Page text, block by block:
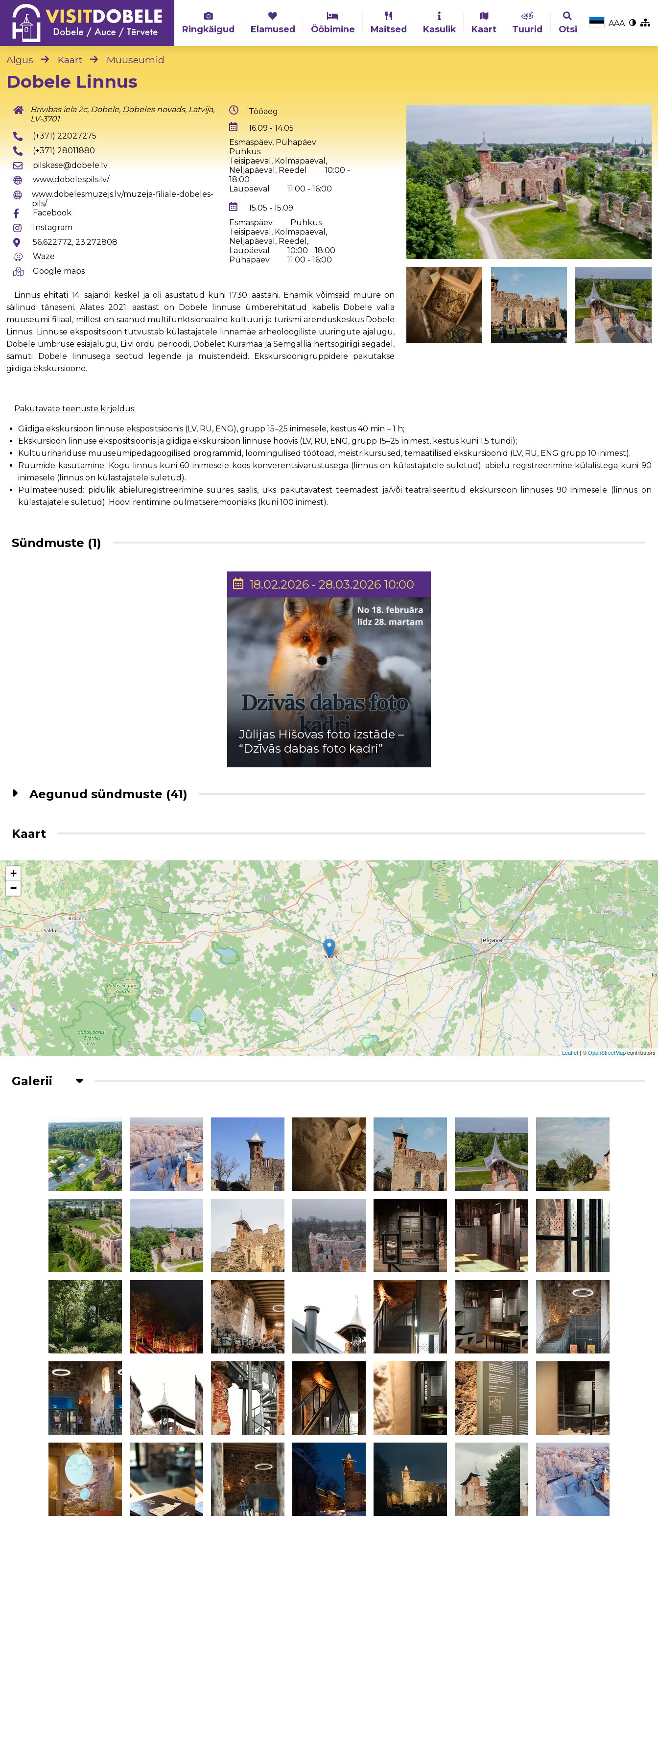
Ringkäigud Elamused Ööbimine Maitsed Kasulik Kaart Tuurid Otsi
AAA
Algus Kaart Muuseumid
Dobele Linnus
Brīvības iela 2c, Dobele, Dobeles novads, Latvija,
LV-3701
(+371) 22027275
(+371) 28011880
pilskase@dobele.lv
www.dobelespils.lv/
www.dobelesmuzejs.lv/muzeja-filiale-dobeles-
pils/
Facebook
Instagram
56.622772, 23.272808
Waze
Google maps
Tööaeg
16.09 - 14.05
Esmaspäev, Pühapäev
Puhkus
Teisipäeval, Kolmapäeval,
Neljapäeval, Reedel
10:00 -
18:00
Laupäeval
11:00 - 16:00
15.05 - 15.09
Esmaspäev
Puhkus
Teisipäeval, Kolmapäeval,
Neljapäeval, Reedel,
Laupäeval
10:00 - 18:00
Pühapäev
11:00 - 16:00
Linnus ehitati 14. sajandi keskel ja oli asustatud kuni 1730. aastani. Enamik võimsaid müüre on
säilinud tänaseni. Alates 2021. aastast on Dobele linnuse ümberehitatud kabelis Dobele valla
muuseumi filiaal, millest on saanud multifunktsionaalne kultuuri ja turismi arenduskeskus Dobele
Linnus. Linnuse ekspositsioon tutvustab külastajatele linnamäe arheoloogiliste uuringute ajalugu,
Dobele ümbruse esiajalugu, Liivi ordu perioodi, Dobelet Kuramaa ja Semgallia hertsogiriigi aegadel,
samuti Dobele linnusega seotud legende ja muistendeid. Ekskursioonigruppidele pakutakse
giidiga ekskursioone.
Pakutavate teenuste kirjeldus:
Giidiga ekskursioon linnuse ekspositsioonis (LV, RU, ENG), grupp 15–25 inimesele, kestus 40 min – 1 h;
Ekskursioon linnuse ekspositsioonis ja giidiga ekskursioon linnuse hoovis (LV, RU, ENG, grupp 15–25 inimest, kestus kuni 1,5 tundi);
Kultuurihariduse muuseumipedagoogilised programmid, loomingulised töötoad, meistrikursused, temaatilised ekskursioonid (LV, RU, ENG grupp 10 inimest).
Ruumide kasutamine: Kogu linnus kuni 60 inimesele koos konverentsivarustusega (linnus on külastajatele suletud); abielu registreerimine külalistega kuni 90
inimesele (linnus on külastajatele suletud).
Pulmateenused: pidulik abieluregistreerimine suures saalis, üks pakutavatest teemadest ja/või teatraliseeritud ekskursioon linnuses 90 inimesele (linnus on
külastajatele suletud). Hoovi rentimine pulmatseremooniaks (kuni 100 inimest).
Sündmuste (1)
18.02.2026 - 28.03.2026 10:00
Jūlijas Hišovas foto izstāde –
“Dzīvās dabas foto kadri”
Aegunud sündmuste (41)
Kaart
+
−
Leaflet | ©OpenStreetMapcontributors
Galerii